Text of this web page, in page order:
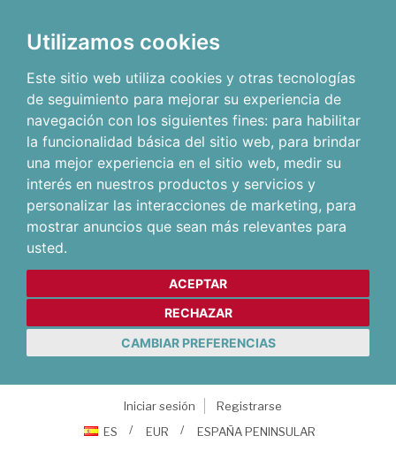
Utilizamos cookies
Este sitio web utiliza cookies y otras tecnologías
de seguimiento para mejorar su experiencia de
navegación con los siguientes fines: para habilitar
la funcionalidad básica del sitio web, para brindar
una mejor experiencia en el sitio web, medir su
interés en nuestros productos y servicios y
personalizar las interacciones de marketing, para
mostrar anuncios que sean más relevantes para
usted.
ACEPTAR
RECHAZAR
CAMBIAR PREFERENCIAS
Iniciar sesión
Registrarse
ES
EUR ESPAÑA PENINSULAR